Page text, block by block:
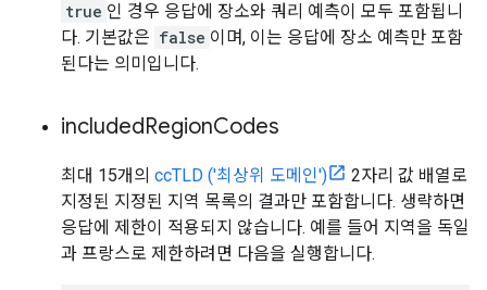
true 인 경우 응답에 장소와 쿼리 예측이 모두 포함됩니
다. 기본값은 false 이며, 이는 응답에 장소 예측만 포함
된다는 의미입니다.
includedRegionCodes
최대 15개의 ccTLD ('최상위 도메인')
2자리 값 배열로
지정된 지정된 지역 목록의 결과만 포함합니다. 생략하면
응답에 제한이 적용되지 않습니다. 예를 들어 지역을 독일
과 프랑스로 제한하려면 다음을 실행합니다.